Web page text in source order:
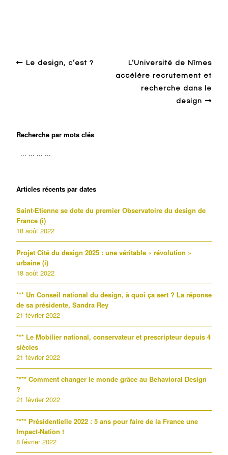
Le design, c’est ?
L’Université de Nîmes
accélère recrutement et
recherche dans le
design
Recherche par mots clés
Articles récents par dates
Saint-Etienne se dote du premier Observatoire du design de
France (i)
18 août 2022
Projet Cité du design 2025 : une véritable « révolution »
urbaine (i)
18 août 2022
*** Un Conseil national du design, à quoi ça sert ? La réponse
de sa présidente, Sandra Rey
21 février 2022
*** Le Mobilier national, conservateur et prescripteur depuis 4
siècles
21 février 2022
**** Comment changer le monde grâce au Behavioral Design
?
21 février 2022
**** Présidentielle 2022 : 5 ans pour faire de la France une
Impact-Nation !
8 février 2022